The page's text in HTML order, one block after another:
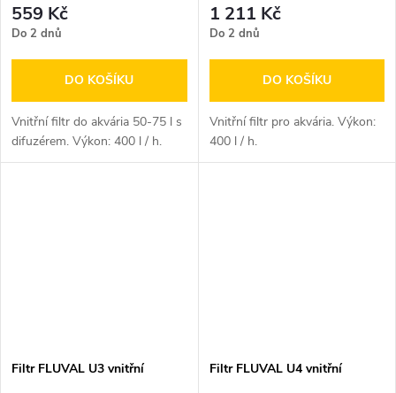
559 Kč
Do 2 dnů
DO KOŠÍKU
Vnitřní filtr do akvária 50-75 l s
difuzérem. Výkon: 400 l / h.
1 211 Kč
Do 2 dnů
DO KOŠÍKU
Vnitřní filtr pro akvária. Výkon:
400 l / h.
Filtr FLUVAL U3 vnitřní Filtr FLUVAL U4 vnitřní